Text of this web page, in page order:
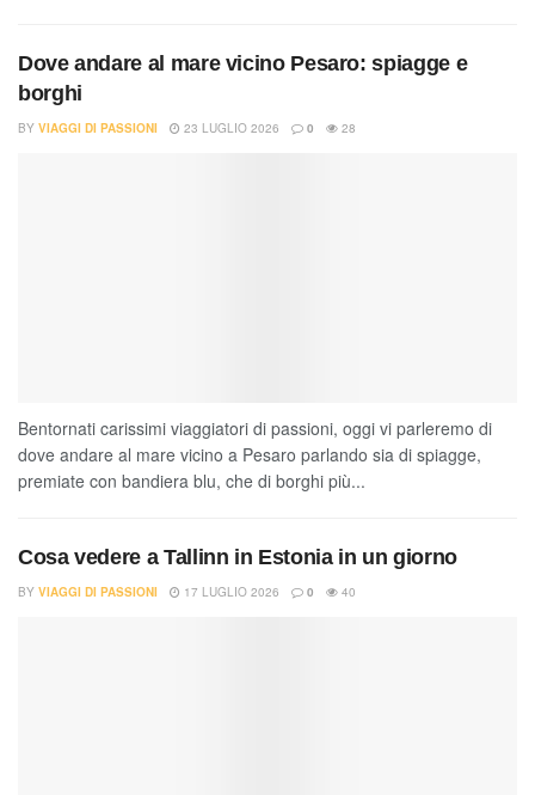
Dove andare al mare vicino Pesaro: spiagge e
borghi
BY VIAGGI DI PASSIONI 23 LUGLIO 2026 0 28
Bentornati carissimi viaggiatori di passioni, oggi vi parleremo di
dove andare al mare vicino a Pesaro parlando sia di spiagge,
premiate con bandiera blu, che di borghi più...
Cosa vedere a Tallinn in Estonia in un giorno
BY VIAGGI DI PASSIONI 17 LUGLIO 2026 0 40